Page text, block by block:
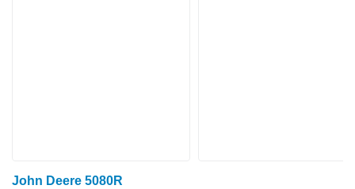
John Deere 5080R